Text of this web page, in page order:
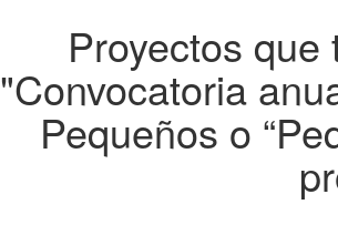
Proyectos
"Convocatoria
Pequeños o